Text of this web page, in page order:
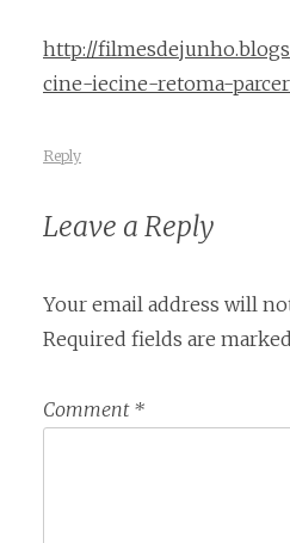
http://
cine-iecine-retoma-
Reply
Leave a Reply
Your email address will
Required fields are marked
Comment *